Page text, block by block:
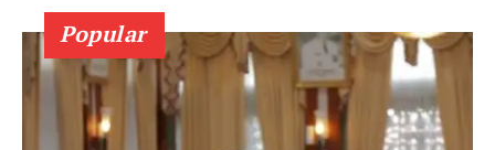
Popular